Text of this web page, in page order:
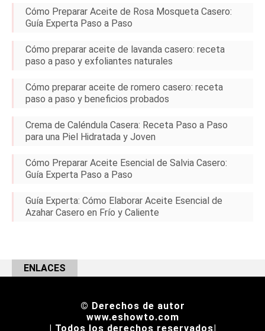
Cómo Preparar Aceite de Rosa Mosqueta Casero:
Guía Experta Paso a Paso
Cómo preparar aceite de lavanda casero: receta
paso a paso y exfoliantes naturales
Cómo preparar aceite de romero casero: receta
paso a paso y beneficios probados
Crema de Caléndula Casera: Receta Paso a Paso
para una Piel Hidratada y Joven
Cómo Preparar Aceite Esencial de Salvia Casero:
Guía Experta Paso a Paso
Guía Experta: Cómo Elaborar Aceite Esencial de
Azahar Casero en Frío y Caliente
ENLACES
© Derechos de autor
www.eshowto.com
| Todos los derechos reservados|